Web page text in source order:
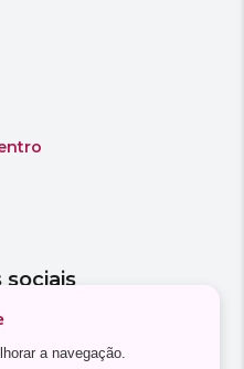
a navegação.